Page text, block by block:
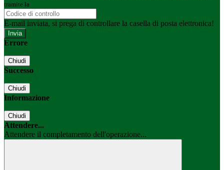
tramite la
E-mail inviata, si prega di controllare la casella di posta elettronica!
Errore
Chiudi
Successo
Chiudi
Informazione
Chiudi
Attendere...
Attendere il completamento dell'operazione...